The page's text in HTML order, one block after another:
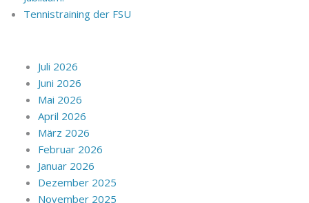
Tennistraining der FSU
Juli 2026
Juni 2026
Mai 2026
April 2026
März 2026
Februar 2026
Januar 2026
Dezember 2025
November 2025